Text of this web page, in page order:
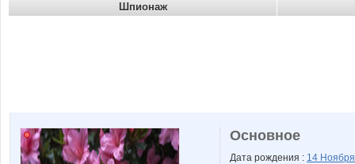
Шпионаж
Основное
Дата рождения : 14